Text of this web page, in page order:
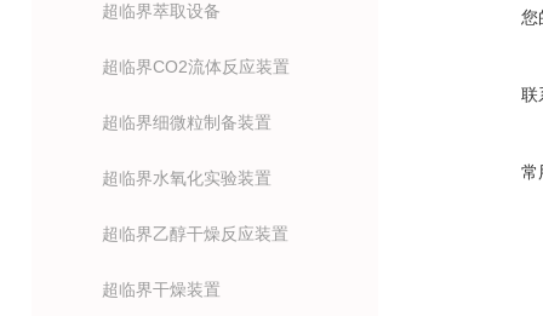
超临界萃取设备
超临界CO2流体反应装置
超临界细微粒制备装置
超临界水氧化实验装置
超临界乙醇干燥反应装置
超临界干燥装置
您
联
常